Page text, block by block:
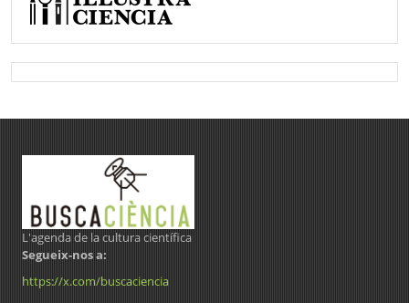
L'agenda de la cultura científica
Segueix-nos a:
https://x.com/buscaciencia